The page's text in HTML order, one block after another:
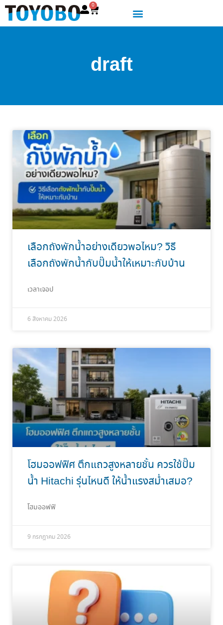
0
draft
เลือกถังพักน้ำอย่างเดียวพอไหม? วิธี
เลือกถังพักน้ำกับปั๊มน้ำให้เหมาะกับบ้าน
เวลาเจอป
6 สิงหาคม 2026
โฮมออฟฟิศ ตึกแถวสูงหลายชั้น ควรใช้ปั๊ม
น้ำ Hitachi รุ่นไหนดี ให้น้ำแรงสม่ำเสมอ?
โฮมออฟฟิ
9 กรกฎาคม 2026